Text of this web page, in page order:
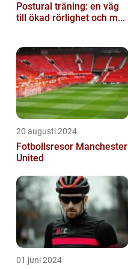
Postural träning: en väg
till ökad rörlighet och m...
20 augusti 2024
Fotbollsresor Manchester
United
01 juni 2024